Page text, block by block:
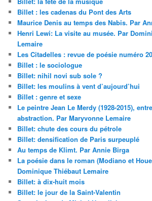
Billet : les cadenas du Pont des Arts
Maurice Denis au temps des Nabis. Par
Henri Lewi: La visite au musée. Par
Lemaire
Les Citadelles : revue de poésie numéro 20
Billet : le sociologue
Billet: nihil novi sub sole ?
Billet: les moulins à vent d’aujourd’hui
Billet : genre et sexe
Le peintre Jean Le Merdy (1928-2015),
abstraction. Par Maryvonne Lemaire
Billet: chute des cours du pétrole
Billet: densification de Paris surpeuplé
Au temps de Klimt. Par Annie Birga
La poésie dans le roman (Modiano et
Dominique Thiébaut Lemaire
Billet: à dix-huit mois
Billet: le jour de la Saint-Valentin